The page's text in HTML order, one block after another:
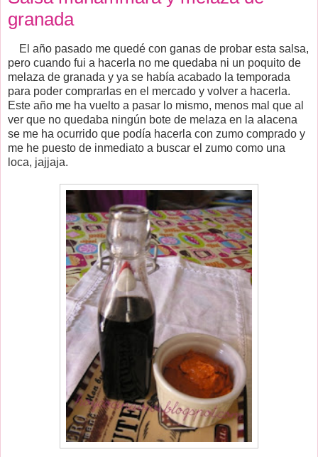
granada
El año pasado me quedé con ganas de probar esta salsa,
pero cuando fui a hacerla no me quedaba ni un poquito de
melaza de granada y ya se había acabado la temporada
para poder comprarlas en el mercado y volver a hacerla.
Este año me ha vuelto a pasar lo mismo, menos mal que al
ver que no quedaba ningún bote de melaza en la alacena
se me ha ocurrido que podía hacerla con zumo comprado y
me he puesto de inmediato a buscar el zumo como una
loca, jajjaja.